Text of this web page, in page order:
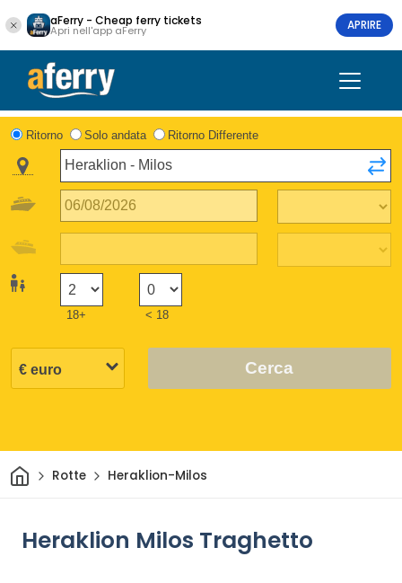
aFerry - Cheap ferry tickets
Apri nell'app aFerry APRIRE
Ritorno Solo andata Ritorno Differente
18+ < 18
Cerca
CasaRotte Heraklion-Milos
Heraklion Milos Traghetto